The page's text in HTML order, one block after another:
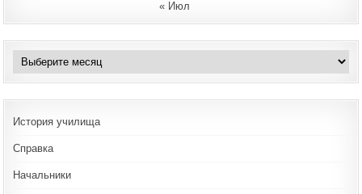
« Июл
Архивы
История училища
Справка
Начальники